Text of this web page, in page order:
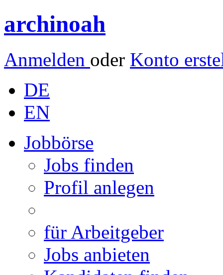
archinoah
Anmelden oder Konto
DE
EN
Jobbörse
Jobs finden
Profil anlegen
für Arbeitgeber
Jobs anbieten